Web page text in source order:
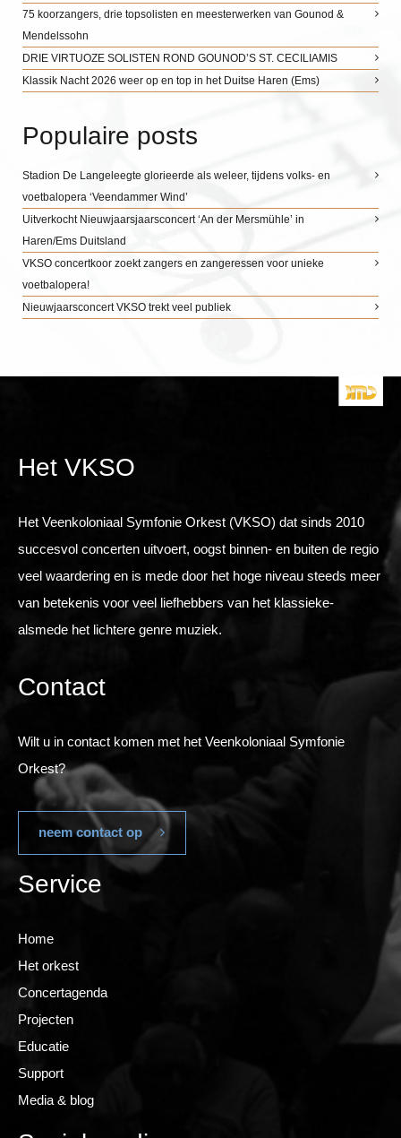
75 koorzangers, drie topsolisten en meesterwerken van Gounod &
Mendelssohn
DRIE VIRTUOZE SOLISTEN ROND GOUNOD’S ST. CECILIAMIS
Klassik Nacht 2026 weer op en top in het Duitse Haren (Ems)
Populaire posts
Stadion De Langeleegte glorieerde als weleer, tijdens volks- en
voetbalopera ‘Veendammer Wind’
Uitverkocht Nieuwjaarsjaarsconcert ‘An der Mersmühle’ in
Haren/Ems Duitsland
VKSO concertkoor zoekt zangers en zangeressen voor unieke
voetbalopera!
Nieuwjaarsconcert VKSO trekt veel publiek
Het VKSO
Het Veenkoloniaal Symfonie Orkest (VKSO) dat sinds 2010
succesvol concerten uitvoert, oogst binnen- en buiten de regio
veel waardering en is mede door het hoge niveau steeds meer
van betekenis voor veel liefhebbers van het klassieke-
alsmede het lichtere genre muziek.
Contact
Wilt u in contact komen met het Veenkoloniaal Symfonie
Orkest?
neem contact op
Service
Home
Het orkest
Concertagenda
Projecten
Educatie
Support
Media & blog